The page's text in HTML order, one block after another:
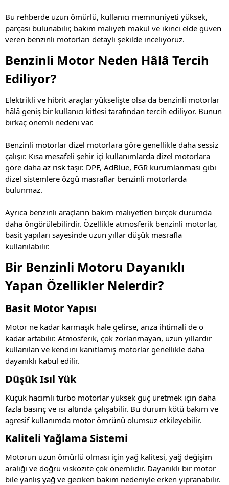
Bu rehberde uzun ömürlü, kullanıcı memnuniyeti yüksek,
parçası bulunabilir, bakım maliyeti makul ve ikinci elde güven
veren benzinli motorları detaylı şekilde inceliyoruz.
Benzinli Motor Neden Hâlâ Tercih
Ediliyor?
Elektrikli ve hibrit araçlar yükselişte olsa da benzinli motorlar
hâlâ geniş bir kullanıcı kitlesi tarafından tercih ediliyor. Bunun
birkaç önemli nedeni var.
Benzinli motorlar dizel motorlara göre genellikle daha sessiz
çalışır. Kısa mesafeli şehir içi kullanımlarda dizel motorlara
göre daha az risk taşır. DPF, AdBlue, EGR kurumlanması gibi
dizel sistemlere özgü masraflar benzinli motorlarda
bulunmaz.
Ayrıca benzinli araçların bakım maliyetleri birçok durumda
daha öngörülebilirdir. Özellikle atmosferik benzinli motorlar,
basit yapıları sayesinde uzun yıllar düşük masrafla
kullanılabilir.
Bir Benzinli Motoru Dayanıklı
Yapan Özellikler Nelerdir?
Basit Motor Yapısı
Motor ne kadar karmaşık hale gelirse, arıza ihtimali de o
kadar artabilir. Atmosferik, çok zorlanmayan, uzun yıllardır
kullanılan ve kendini kanıtlamış motorlar genellikle daha
dayanıklı kabul edilir.
Düşük Isıl Yük
Küçük hacimli turbo motorlar yüksek güç üretmek için daha
fazla basınç ve ısı altında çalışabilir. Bu durum kötü bakım ve
agresif kullanımda motor ömrünü olumsuz etkileyebilir.
Kaliteli Yağlama Sistemi
Motorun uzun ömürlü olması için yağ kalitesi, yağ değişim
aralığı ve doğru viskozite çok önemlidir. Dayanıklı bir motor
bile yanlış yağ ve geciken bakım nedeniyle erken yıpranabilir.